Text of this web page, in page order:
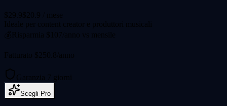
$29.9$20.9
/ mese
Ideale per content creator e produttori musicali
💰 Risparmia $107/anno vs mensile
Fatturato $250.8/anno
Garanzia 7 giorni
Scegli Pro